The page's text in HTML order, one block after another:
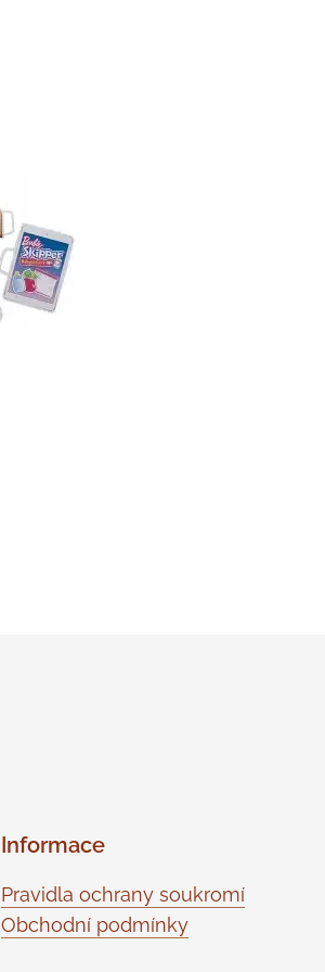
Informace
Pravidla ochrany soukromí
Obchodní podmínky